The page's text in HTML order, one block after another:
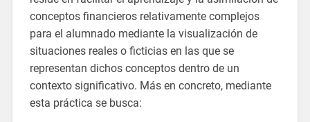
conceptos financieros relativamente complejos
para el alumnado mediante la visualización de
situaciones reales o ficticias en las que se
representan dichos conceptos dentro de un
contexto significativo. Más en concreto, mediante
esta práctica se busca: